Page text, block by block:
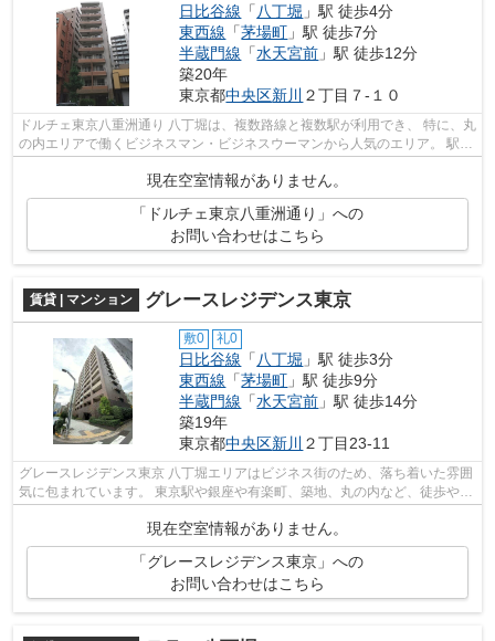
日比谷線 「 八丁堀 」駅 徒歩4分
東西線 「茅場町 」駅 徒歩7分
半蔵門線 「水天宮前 」駅 徒歩12分
築20年
東京都中央区新川 ２丁目７-１０
ドルチェ東京八重洲通り 八丁堀は、複数路線と複数駅が利用でき、 特に、丸
の内エリアで働くビジネスマン・ビジネスウーマンから人気のエリア。 駅の
現在空室情報がありません。
「ドルチェ東京八重洲通り」への
お問い合わせはこちら
賃貸 | マンション グレースレジデンス東京
敷0 礼0
日比谷線 「 八丁堀 」駅 徒歩3分
東西線 「茅場町 」駅 徒歩9分
半蔵門線 「水天宮前 」駅 徒歩14分
築19年
東京都中央区新川 ２丁目23-11
グレースレジデンス東京 八丁堀エリアはビジネス街のため、落ち着いた雰囲
気に包まれています。 東京駅や銀座や有楽町、築地、丸の内など、徒歩や自
転車で行くことができ、便利なア...
現在空室情報がありません。
「グレースレジデンス東京」への
お問い合わせはこちら